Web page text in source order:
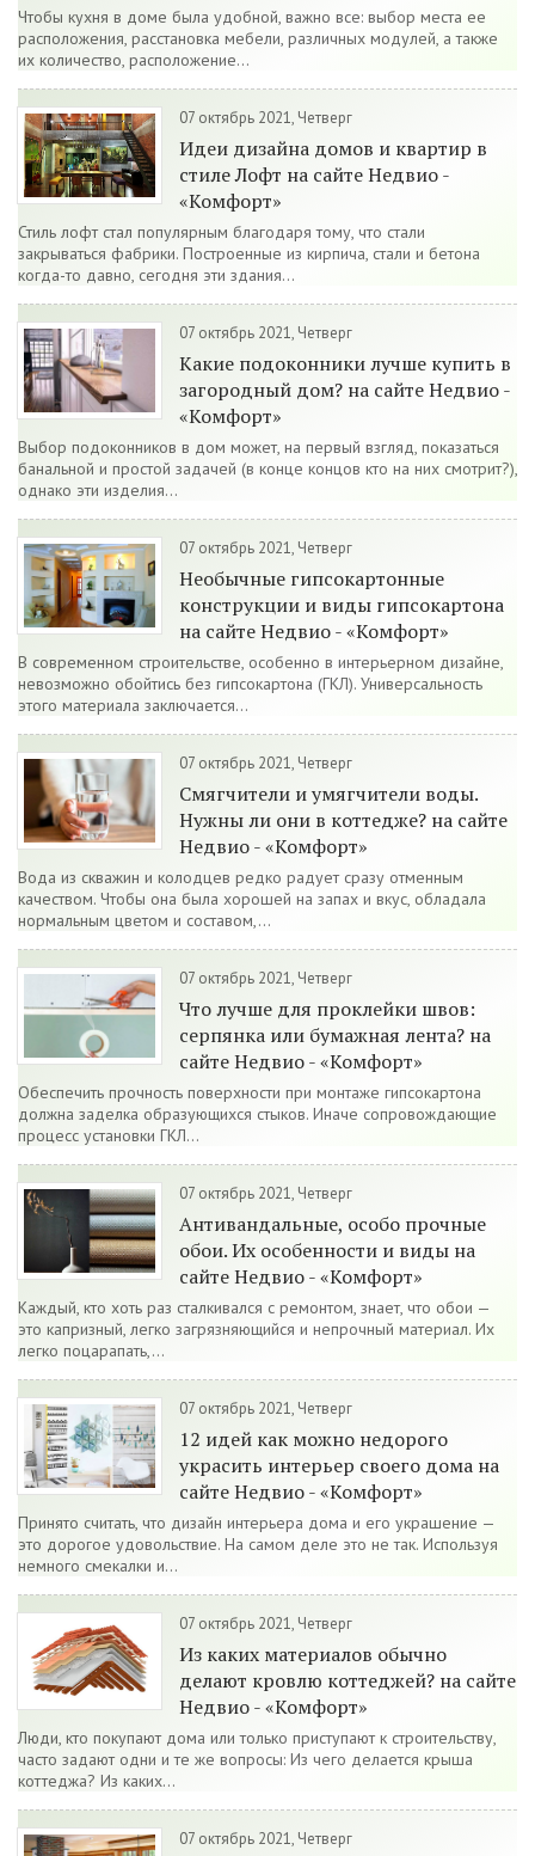
Чтобы кухня в доме была удобной, важно все: выбор места ее
расположения, расстановка мебели, различных модулей, а также
их количество, расположение...
07 октябрь 2021, Четверг
Идеи дизайна домов и квартир в
стиле Лофт на сайте Недвио -
«Комфорт»
Стиль лофт стал популярным благодаря тому, что стали
закрываться фабрики. Построенные из кирпича, стали и бетона
когда-то давно, сегодня эти здания...
07 октябрь 2021, Четверг
Какие подоконники лучше купить в
загородный дом? на сайте Недвио -
«Комфорт»
Выбор подоконников в дом может, на первый взгляд, показаться
банальной и простой задачей (в конце концов кто на них смотрит?),
однако эти изделия...
07 октябрь 2021, Четверг
Необычные гипсокартонные
конструкции и виды гипсокартона
на сайте Недвио - «Комфорт»
В современном строительстве, особенно в интерьерном дизайне,
невозможно обойтись без гипсокартона (ГКЛ). Универсальность
этого материала заключается...
07 октябрь 2021, Четверг
Смягчители и умягчители воды.
Нужны ли они в коттедже? на сайте
Недвио - «Комфорт»
Вода из скважин и колодцев редко радует сразу отменным
качеством. Чтобы она была хорошей на запах и вкус, обладала
нормальным цветом и составом,...
07 октябрь 2021, Четверг
Что лучше для проклейки швов:
серпянка или бумажная лента? на
сайте Недвио - «Комфорт»
Обеспечить прочность поверхности при монтаже гипсокартона
должна заделка образующихся стыков. Иначе сопровождающие
процесс установки ГКЛ...
07 октябрь 2021, Четверг
Антивандальные, особо прочные
обои. Их особенности и виды на
сайте Недвио - «Комфорт»
Каждый, кто хоть раз сталкивался с ремонтом, знает, что обои —
это капризный, легко загрязняющийся и непрочный материал. Их
легко поцарапать,...
07 октябрь 2021, Четверг
12 идей как можно недорого
украсить интерьер своего дома на
сайте Недвио - «Комфорт»
Принято считать, что дизайн интерьера дома и его украшение —
это дорогое удовольствие. На самом деле это не так. Используя
немного смекалки и...
07 октябрь 2021, Четверг
Из каких материалов обычно
делают кровлю коттеджей? на сайте
Недвио - «Комфорт»
Люди, кто покупают дома или только приступают к строительству,
часто задают одни и те же вопросы: Из чего делается крыша
коттеджа? Из каких...
07 октябрь 2021, Четверг